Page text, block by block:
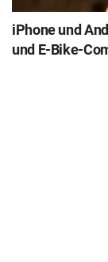
iPhone und
und E-Bike-